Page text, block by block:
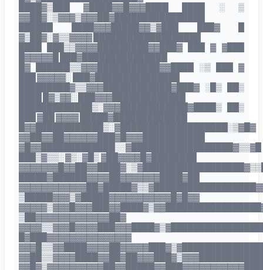
████▓▒███ ▓████▓▓█▓▓▓████ ████ ░ ▒
▓▓██▓░▒▓▓▓▒▓▓▓██▓████████████████
██████ ████▓▓▓█████▓▓▒▓███ ███▓ █
▓▒██▓░▓▒▒▓▓▓▓ ███████████████████
████ ███▒▒▓▓▓▓█████████▓▓███▓ ███ ▓ ▓███
█▓▓▓▓▓█ ███▓███████████████
█▓ ██████▒▒▓▓▓███████████▓▓████ ░▒ ███ ▓
███ ▓▓▓▓▓░ ███▓███████████████
█████████▓▒▒▓▓▓████████████▓███▓ ░█▒ ██▒
████ █▓▒▓▓░ ███▓▓▓█████████████
█████████████▒░▓▓▓████████████▓████▒ ██▒
███ ▓██ ▓▓▓▓ █████▓█████████████
█▓▓████████████▒░▓███████████████████░▒▓█▓
▓▓██▓▓██▓▓▓▓▓▓███▓█▓▓▓███████████
▓█▓▓█████████████░░▓██████████████████▓▒▒▓█
███▒▓▒▒░ ▓▒░▓█▒ ▓██▓▓▓▓█▓████████
█████▓██████▓▓▓▓██▓▓▓▓▓▓▓████▓██
▒█████▓▓▓▒▓█████▓▓▓▓▓▓▓▓▓▓▓█▓█▓▓
▒██▓▓▓▓▓▓▓▓▓▓▓▓▓██▓
█▓███▓▓▓▓▓▓▓▓▓▓▓▓▓▓▓